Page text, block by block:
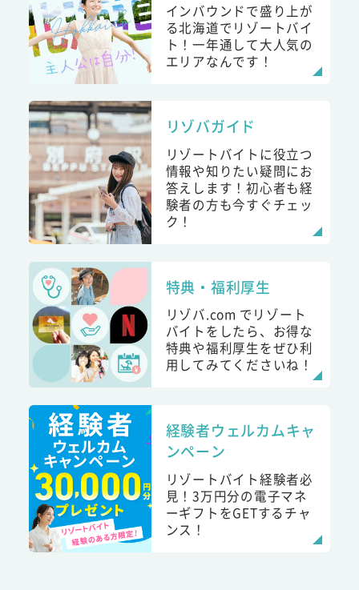
インバウンドで盛り上が
る北海道でリゾートバイ
ト！一年通して大人気の
エリアなんです！
リゾバガイド
リゾートバイトに役立つ
情報や知りたい疑問にお
答えします！初心者も経
験者の方も今すぐチェッ
ク！
特典・福利厚生
リゾバ.com でリゾート
バイトをしたら、お得な
特典や福利厚生をぜひ利
用してみてくださいね！
経験者ウェルカムキャ
ンペーン
リゾートバイト経験者必
見！3万円分の電子マネ
ーギフトをGETするチャ
ンス！